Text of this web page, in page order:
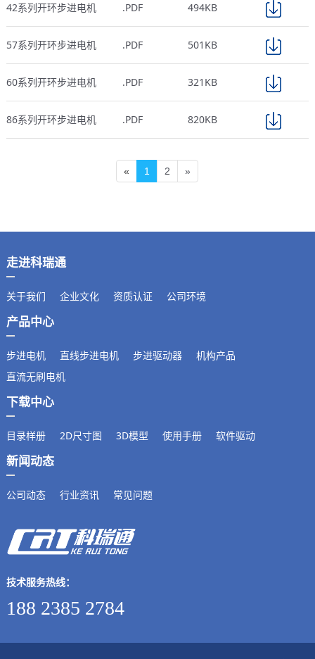
42系列开环步进电机 .PDF 494KB
57系列开环步进电机 .PDF 501KB
60系列开环步进电机 .PDF 321KB
86系列开环步进电机 .PDF 820KB
« 1 2 »
走进科瑞通
关于我们 企业文化 资质认证 公司环境
产品中心
步进电机 直线步进电机 步进驱动器
机构产品
直流无刷电机
下载中心
目录样册 2D尺寸图 3D模型 使用手册 软件驱动
新闻动态
公司动态 行业资讯 常见问题
技术服务热线：
188 2385 2784